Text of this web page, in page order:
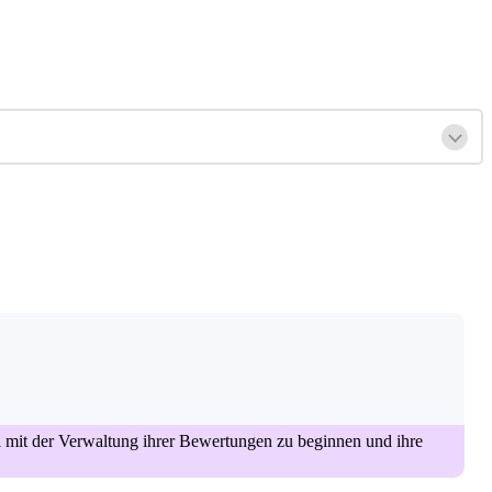
der Verwaltung ihrer Bewertungen zu beginnen und ihre